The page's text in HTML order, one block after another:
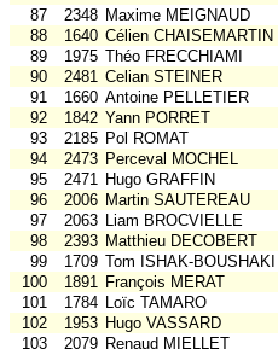
87
2348 Maxime MEIGNAUD
88
1640 Célien CHAISEMARTIN
89
1975 Théo FRECCHIAMI
90
2481 Celian STEINER
91
1660 Antoine PELLETIER
92
1842 Yann PORRET
93
2185 Pol ROMAT
94
2473 Perceval MOCHEL
95
2471 Hugo GRAFFIN
96
2006 Martin SAUTEREAU
97
2063 Liam BROCVIELLE
98
2393 Matthieu DECOBERT
99
1709 Tom ISHAK-BOUSHAKI
100
1891 François MERAT
101
1784 Loïc TAMARO
102
1953 Hugo VASSARD
103
2079 Renaud MIELLET